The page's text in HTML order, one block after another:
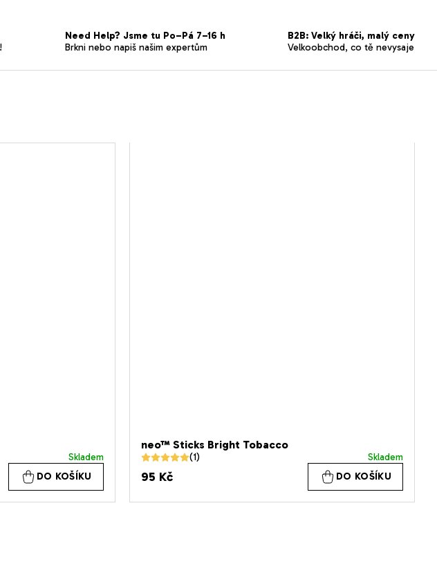
Need Help? Jsme tu Po–Pá 7–16 h
Brkni nebo napiš našim expertům
B2B: Velký hráči, malý ceny
Velkoobchod, co tě nevysaje
Skladem
DO KOŠÍKU
neo™ Sticks Bright Tobacco
Průměrné
hodnocení
Skladem
95 Kč DO KOŠÍKU